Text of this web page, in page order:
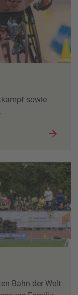
Platform
sowie
Bahn der Welt